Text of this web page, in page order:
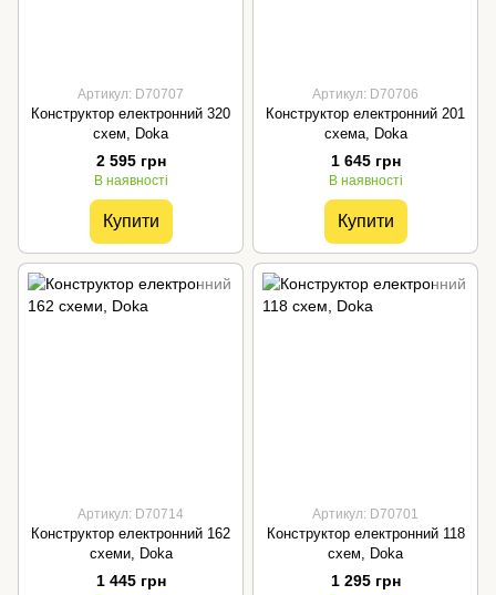
Артикул: D70707
Конструктор електронний 320
схем, Doka
2 595 грн
В наявності
Купити
Артикул: D70706
Конструктор електронний 201
схема, Doka
1 645 грн
В наявності
Купити
Артикул: D70714
Конструктор електронний 162
схеми, Doka
1 445 грн
Артикул: D70701
Конструктор електронний 118
схем, Doka
1 295 грн